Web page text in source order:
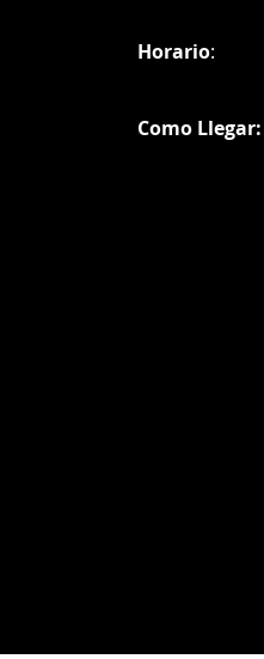
Horario
Como